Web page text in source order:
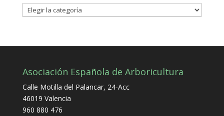
Categorías
Asociación Española de Arboricultura
Calle Motilla del Palancar, 24-Acc
46019 Valencia
960 880 476